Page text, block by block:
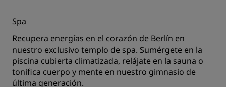
Spa
Recupera energías en el corazón de Berlín en
nuestro exclusivo templo de spa. Sumérgete en la
piscina cubierta climatizada, relájate en la sauna o
tonifica cuerpo y mente en nuestro gimnasio de
última generación.